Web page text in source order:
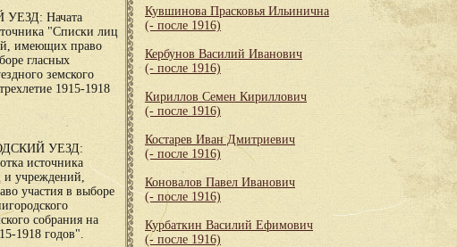
Начата
"Списки лиц
имеющих право
гласных
земского
1915-1918
УЕЗД:
источника
учреждений,
участия в выборе
собрания на
1918 годов".
Кувшинова Прасковья Ильинична
(- после 1916)
Кербунов Василий Иванович
(- после 1916)
Кириллов Семен Кириллович
(- после 1916)
Костарев Иван Дмитриевич
(- после 1916)
Коновалов Павел Иванович
(- после 1916)
Курбаткин Василий Ефимович
(- после 1916)